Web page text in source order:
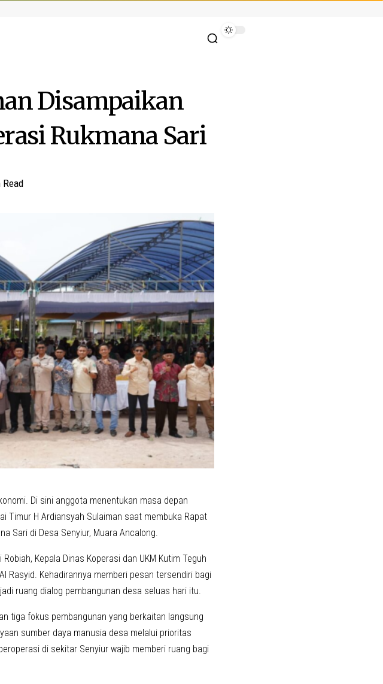
Disampaikan
Rukmana Sari
Di sini anggota menentukan masa depan
Timur H Ardiansyah Sulaiman saat membuka Rapat
Sari di Desa Senyiur, Muara Ancalong.
Kepala Dinas Koperasi dan UKM Kutim Teguh
Rasyid. Kehadirannya memberi pesan tersendiri bagi
ruang dialog pembangunan desa seluas hari itu.
tiga fokus pembangunan yang berkaitan langsung
sumber daya manusia desa melalui prioritas
di sekitar Senyiur wajib memberi ruang bagi